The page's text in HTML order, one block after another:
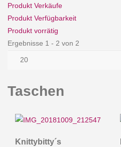
Produkt Verkäufe
Produkt Verfügbarkeit
Produkt vorrätig
Ergebnisse 1 - 2 von 2
Taschen
Knittybitty´s